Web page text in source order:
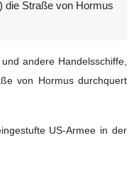
die Straße von Hormus
andere Handelsschiffe,
von Hormus durchquert
US-Armee in der